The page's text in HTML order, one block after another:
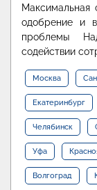
одобрение и
проблемы
содействии
Москва
Екатеринбург
Челябинск
Уфа
Волгоград